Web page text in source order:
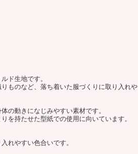
ド生地です。
ものなど、落ち着いた服づくりに取り入れや
の動きになじみやすい素材です。
を持たせた型紙での使用に向いています。
れやすい色合いです。